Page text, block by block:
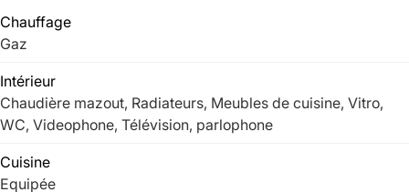
Chauffage
Gaz
Intérieur
Chaudière mazout, Radiateurs, Meubles de cuisine, Vitro,
WC, Videophone, Télévision, parlophone
Cuisine
Equipée